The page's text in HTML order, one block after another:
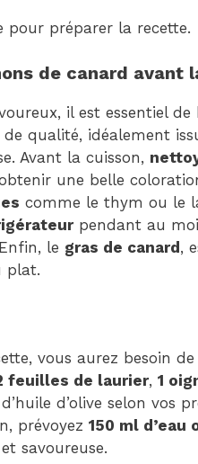
pour préparer la recette.
de canard avant
il est essentiel de
qualité, idéalement
Avant la cuisson,
une belle
comme le thym ou le
pendant au
le gras de canard ,
plat.
vous aurez besoin de
feuilles de laurier, 1
d’olive selon vos
prévoyez 150 ml
savoureuse.